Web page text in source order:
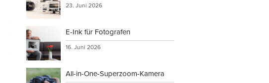
23. Juni 2026
E-Ink für Fotografen
16. Juni 2026
All-in-One-Superzoom-Kamera